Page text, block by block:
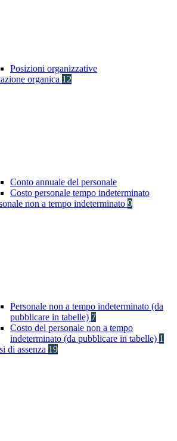
Posizioni organizzative
organica 12
Conto annuale del personale
Costo personale tempo indeterminato
non a tempo indeterminato 9
Personale non a tempo indeterminato (da
pubblicare in tabelle) 7
Costo del personale non a tempo
indeterminato (da pubblicare in tabelle) 1
di assenza 19